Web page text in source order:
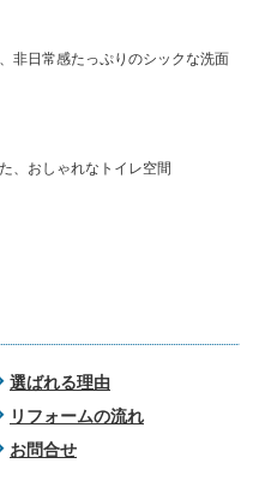
非日常感たっぷりのシックな洗面
、おしゃれなトイレ空間
選ばれる理由
リフォームの流れ
お問合せ